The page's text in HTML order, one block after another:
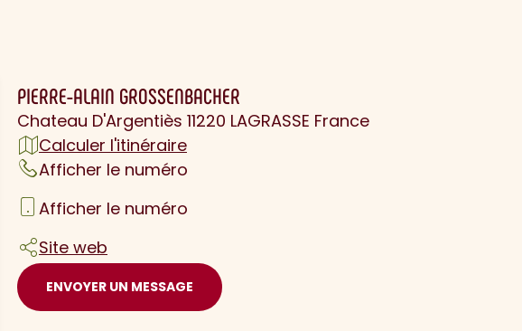
PIERRE-ALAIN GROSSENBACHER
Chateau D'Argentiès 11220 LAGRASSE France
Calculer l'itinéraire
Afficher le numéro
Afficher le numéro
Site web
ENVOYER UN MESSAGE